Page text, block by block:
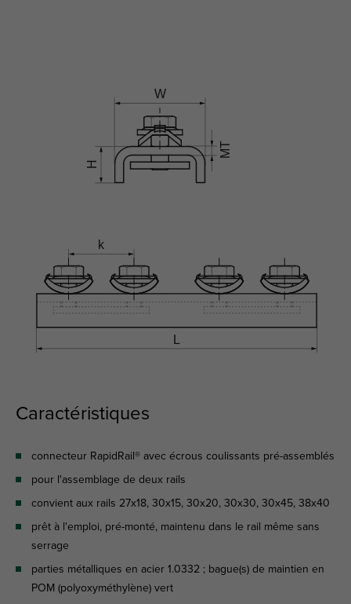
Caractéristiques
connecteur RapidRail® avec écrous coulissants pré-assemblés
pour l'assemblage de deux rails
convient aux rails 27x18, 30x15, 30x20, 30x30, 30x45, 38x40
prêt à l'emploi, pré-monté, maintenu dans le rail même sans
serrage
parties métalliques en acier 1.0332 ; bague(s) de maintien en
POM (polyoxyméthylène) vert